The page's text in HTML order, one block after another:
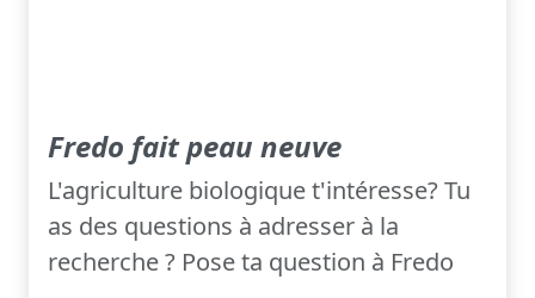
Fredo fait peau neuve
L'agriculture biologique t'intéresse? Tu
as des questions à adresser à la
recherche ? Pose ta question à Fredo